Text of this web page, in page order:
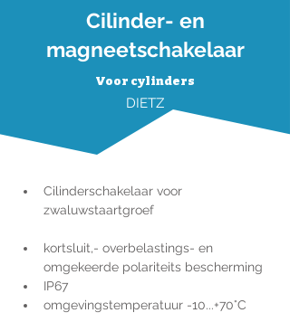
Cilinder- en
magneetschakelaar
Voor cylinders
DIETZ
Cilinderschakelaar voor
zwaluwstaartgroef
kortsluit,- overbelastings- en
omgekeerde polariteits bescherming
IP67
omgevingstemperatuur -10...+70°C